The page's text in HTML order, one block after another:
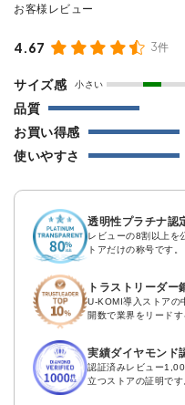
4.67 3件
サイズ感 小さい
品質
お買い得感
使いやすさ
透明性プラチナ認
レビューの8割以上を
トアだけの称号です。
トラストリーダー
U-KOMI導入ストアの
開数で業界をリードす
実績ダイヤモンド
認証済みレビュー
立つストアの証明です